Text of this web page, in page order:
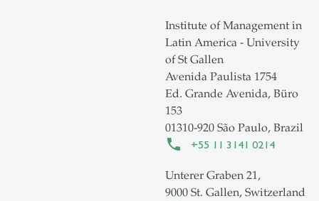
Institute of Management in
Latin America - University
of St Gallen
Avenida Paulista 1754
Ed. Grande Avenida, Büro
153
01310-920 São Paulo, Brazil
+55 11 3141 0214
Unterer Graben 21,
9000 St. Gallen, Switzerland